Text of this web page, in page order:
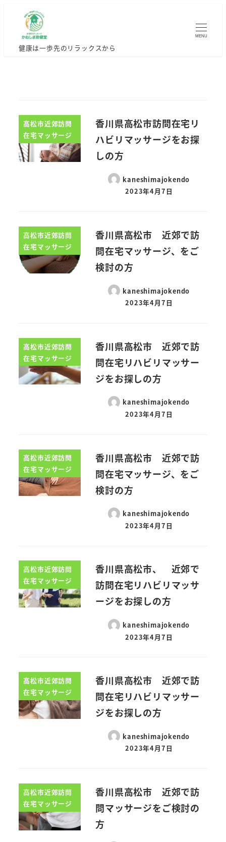
健康は一歩先のリラックスから
MENU
高松市近郊訪問
在宅マッサージ
香川県高松市訪問在宅リ
ハビリマッサージをお探
しの方
kaneshimajokendo
2023年4月7日
高松市近郊訪問
在宅マッサージ
香川県高松市 近郊で訪
問在宅マッサージ、をご
検討の方
kaneshimajokendo
2023年4月7日
高松市近郊訪問
在宅マッサージ
香川県高松市 近郊で訪
問在宅リハビリマッサー
ジをお探しの方
kaneshimajokendo
2023年4月7日
高松市近郊訪問
在宅マッサージ
香川県高松市 近郊で訪
問在宅マッサージ、をご
検討の方
kaneshimajokendo
2023年4月7日
高松市近郊訪問
在宅マッサージ
香川県高松市、 近郊で
訪問在宅リハビリマッサ
ージをお探しの方
kaneshimajokendo
2023年4月7日
高松市近郊訪問
在宅マッサージ
香川県高松市 近郊で訪
問在宅リハビリマッサー
ジをお探しの方
kaneshimajokendo
2023年4月7日
高松市近郊訪問
在宅マッサージ
香川県高松市 近郊で訪
問マッサージをご検討の
方